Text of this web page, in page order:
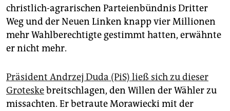
christlich-agrarischen Parteienbündnis Dritter
Weg und der Neuen Linken knapp vier Millionen
mehr Wahlberechtigte gestimmt hatten, erwähnte
er nicht mehr.
Präsident Andrzej Duda (PiS) ließ sich zu dieser
Groteskebreitschlagen, den Willen der Wähler zu
missachten. Er betraute Morawiecki mit der